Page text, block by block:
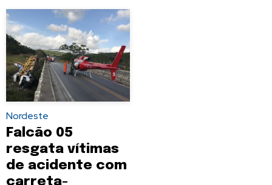
Nordeste
Falcão 05
resgata vítimas
de acidente com
carreta-